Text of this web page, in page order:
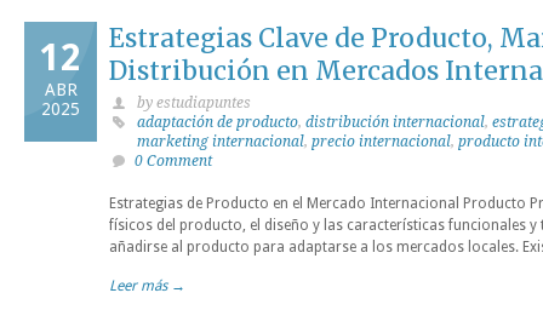
12
ABR
2025
Estrategias Clave de Producto,
Distribución en Mercados
by estudiapuntes
adaptación de producto, distribución internacional,
marketing internacional, precio internacional, producto
0 Comment
Estrategias de Producto en el Mercado Internacional Producto
físicos del producto, el diseño y las características funcionales y
añadirse al producto para adaptarse a los mercados locales.
Leer más →